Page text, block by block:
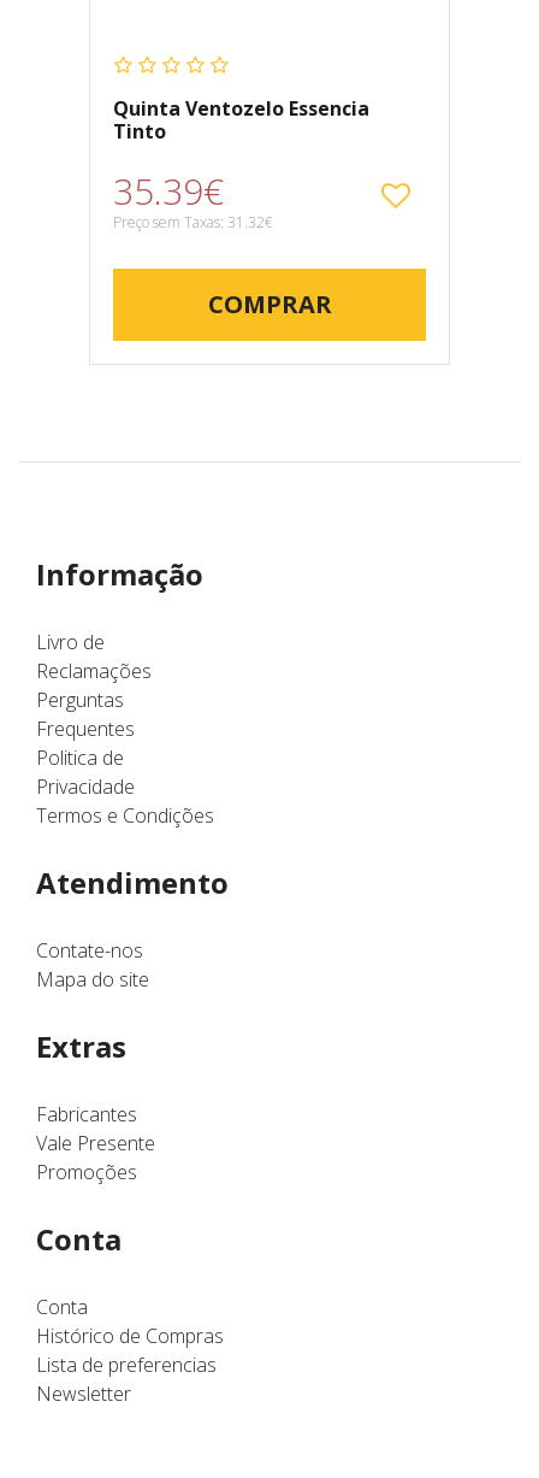
Quinta Ventozelo Essencia
Tinto
35.39€
Preço sem Taxas: 31.32€
COMPRAR
Informação
Livro de
Reclamações
Perguntas
Frequentes
Politica de
Privacidade
Termos e Condições
Atendimento
Contate-nos
Mapa do site
Extras
Fabricantes
Vale Presente
Promoções
Conta
Conta
Histórico de Compras
Lista de preferencias
Newsletter